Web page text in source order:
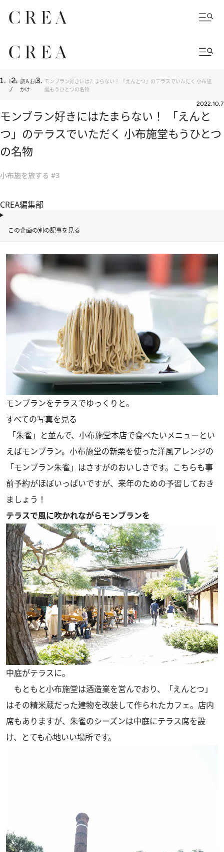
トッ
プ
旅＆お出
かけ
モンブラン好きにはたまらない！ 「えんとつ」のテラスでいただく 小布施
堂もうひとつの名物
2022.10.7
モンブラン好きにはたまらない！ 「えんと
つ」のテラスでいただく 小布施堂もうひとつ
の名物
小布施を旅する #3
CREA編集部
この企画の別の記事を見る
モンブランをテラスでゆっくりと。
すべての写真を見る
「朱雀」と並んで、小布施堂本店で食べたいメニューとい
えばモンブラン。小布施堂の新栗を使った洋風アレンジの
「モンブラン朱雀」はさすがのおいしさです。こちらも事
前予約がほぼいっぱいですが、来年のための予習しておき
ましょう！
テラスで風に吹かれながらモンブランを
中庭がテラスに。
もともと小布施堂は酒造業を営んでおり、「えんとつ」
はその精米蔵だった建物を改装して作られたカフェ。店内
席もありますが、朱雀のシーズンは中庭にテラス席を設
け、とても心地いい場所です。